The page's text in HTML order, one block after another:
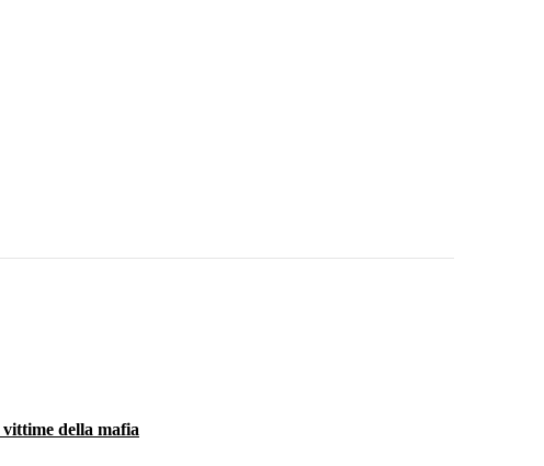
vittime della mafia